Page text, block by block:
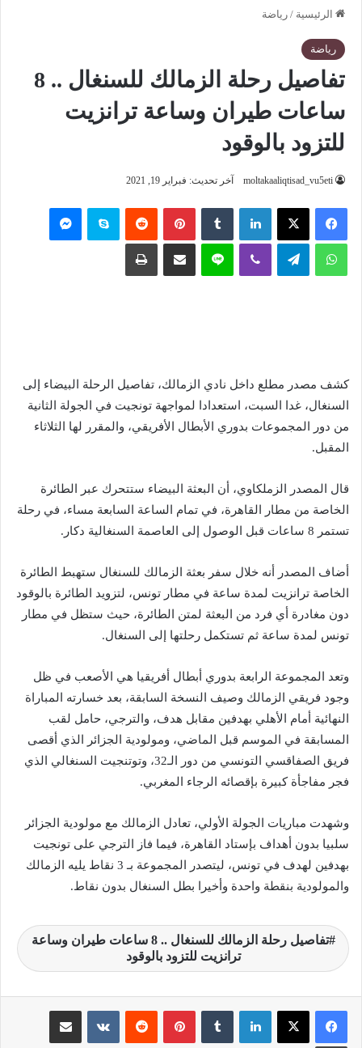
الرئيسية / رياضة
رياضة
تفاصيل رحلة الزمالك للسنغال .. 8
ساعات طيران وساعة ترانزيت
للتزود بالوقود
moltakaaliqtisad_vu5eti آخر تحديث: فبراير 19, 2021
فيسبوك ‫X لينكدإن بينتيريست سكايب
واتساب تيلقرام لاين
كشف مصدر مطلع داخل نادي الزمالك، تفاصيل الرحلة البيضاء إلى
السنغال، غدا السبت، استعدادا لمواجهة تونجيت في الجولة الثانية
من دور المجموعات بدوري الأبطال الأفريقي، والمقرر لها الثلاثاء
المقبل.
قال المصدر الزملكاوي، أن البعثة البيضاء ستتحرك عبر الطائرة
الخاصة من مطار القاهرة، في تمام الساعة السابعة مساء، في رحلة
تستمر 8 ساعات قبل الوصول إلى العاصمة السنغالية دكار.
أضاف المصدر أنه خلال سفر بعثة الزمالك للسنغال ستهبط الطائرة
الخاصة ترانزيت لمدة ساعة في مطار تونس، لتزويد الطائرة بالوقود
دون مغادرة أي فرد من البعثة لمتن الطائرة، حيث ستظل في مطار
تونس لمدة ساعة ثم تستكمل رحلتها إلى السنغال.
وتعد المجموعة الرابعة بدوري أبطال أفريقيا هي الأصعب في ظل
وجود فريقي الزمالك وصيف النسخة السابقة، بعد خسارته المباراة
النهائية أمام الأهلي بهدفين مقابل هدف، والترجي، حامل لقب
المسابقة في الموسم قبل الماضي، ومولودية الجزائر الذي أقصى
فريق الصفاقسي التونسي من دور الـ32، وتوتنجيت السنغالي الذي
فجر مفاجأة كبيرة بإقصائه الرجاء المغربي.
وشهدت مباريات الجولة الأولي، تعادل الزمالك مع مولودية الجزائر
سلبيا بدون أهداف بإستاد القاهرة، فيما فاز الترجي على تونجيت
بهدفين لهدف في تونس، ليتصدر المجموعة بـ 3 نقاط يليه الزمالك
والمولودية بنقطة واحدة وأخيرا بطل السنغال بدون نقاط.
تفاصيل رحلة الزمالك للسنغال .. 8 ساعات طيران وساعة
ترانزيت للتزود بالوقود
لينكدإن بينتيريست